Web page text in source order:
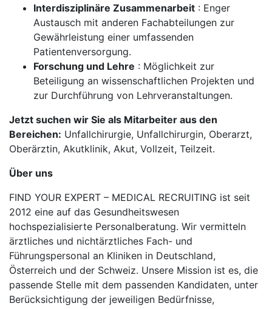
Interdisziplinäre Zusammenarbeit : Enger
Austausch mit anderen Fachabteilungen zur
Gewährleistung einer umfassenden
Patientenversorgung.
Forschung und Lehre : Möglichkeit zur
Beteiligung an wissenschaftlichen Projekten und
zur Durchführung von Lehrveranstaltungen.
Jetzt suchen wir Sie als Mitarbeiter aus den
Bereichen: Unfallchirurgie, Unfallchirurgin, Oberarzt,
Oberärztin, Akutklinik, Akut, Vollzeit, Teilzeit.
Über uns
FIND YOUR EXPERT – MEDICAL RECRUITING ist seit
2012 eine auf das Gesundheitswesen
hochspezialisierte Personalberatung. Wir vermitteln
ärztliches und nichtärztliches Fach- und
Führungspersonal an Kliniken in Deutschland,
Österreich und der Schweiz. Unsere Mission ist es, die
passende Stelle mit dem passenden Kandidaten, unter
Berücksichtigung der jeweiligen Bedürfnisse,